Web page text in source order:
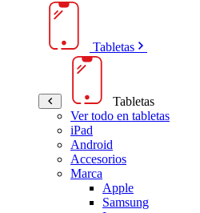
Tabletas
Tabletas
Ver todo en tabletas
iPad
Android
Accesorios
Marca
Apple
Samsung